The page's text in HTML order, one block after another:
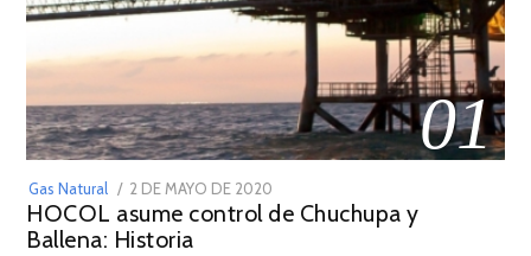
01
Gas Natural
POSTED
ON
2 DE MAYO DE 2020
DE
HOCOL asume control de Chuchupa y
Ballena: Historia